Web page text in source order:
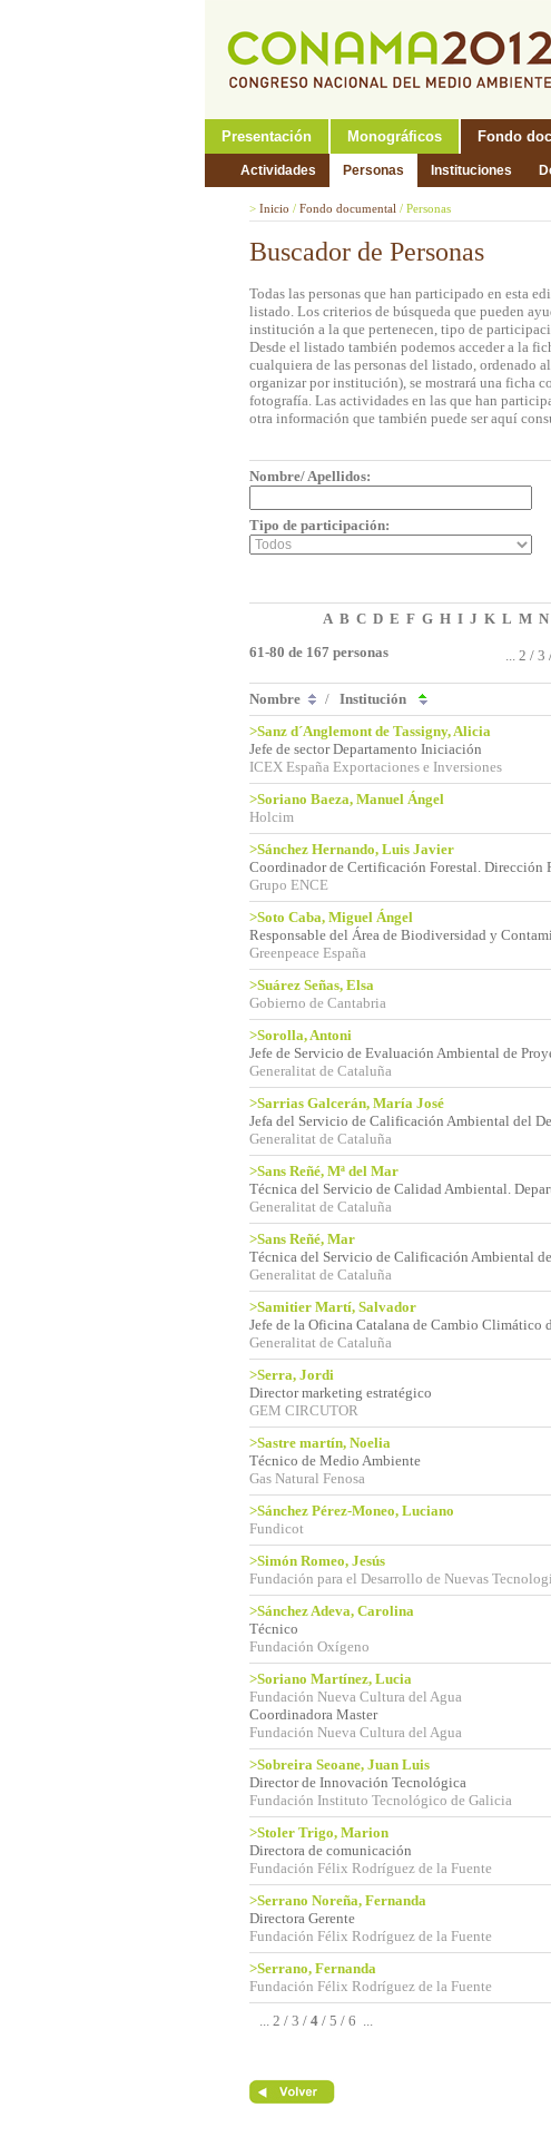
Presentación Monográficos Fondo
Actividades Personas Instituciones
> Inicio / Fondo documental / Personas
Buscador de Personas
Todas las personas que han participado en esta
listado. Los criterios de búsqueda que pueden
institución a la que pertenecen, tipo de
Desde el listado también podemos acceder a la
cualquiera de las personas del listado, ordenado
organizar por institución), se mostrará una ficha
fotografía. Las actividades en las que han
otra información que también puede ser aquí
Nombre/ Apellidos:
Tipo de participación:
A B C D E F G H I J K L M N
61-80 de 167 personas
... 2 / 3
Nombre / Institución
>Sanz d´Anglemont de Tassigny, Alicia
Jefe de sector Departamento Iniciación
ICEX España Exportaciones e Inversiones
>Soriano Baeza, Manuel Ángel
Holcim
>Sánchez Hernando, Luis Javier
Coordinador de Certificación Forestal. Dirección
Grupo ENCE
>Soto Caba, Miguel Ángel
Responsable del Área de Biodiversidad y
Greenpeace España
>Suárez Señas, Elsa
Gobierno de Cantabria
>Sorolla, Antoni
Jefe de Servicio de Evaluación Ambiental de
Generalitat de Cataluña
>Sarrias Galcerán, María José
Jefa del Servicio de Calificación Ambiental del
Generalitat de Cataluña
>Sans Reñé, Mª del Mar
Técnica del Servicio de Calidad Ambiental.
Generalitat de Cataluña
>Sans Reñé, Mar
Técnica del Servicio de Calificación Ambiental
Generalitat de Cataluña
>Samitier Martí, Salvador
Jefe de la Oficina Catalana de Cambio
Generalitat de Cataluña
>Serra, Jordi
Director marketing estratégico
GEM CIRCUTOR
>Sastre martín, Noelia
Técnico de Medio Ambiente
Gas Natural Fenosa
>Sánchez Pérez-Moneo, Luciano
Fundicot
>Simón Romeo, Jesús
Fundación para el Desarrollo de Nuevas
>Sánchez Adeva, Carolina
Técnico
Fundación Oxígeno
>Soriano Martínez, Lucia
Fundación Nueva Cultura del Agua
Coordinadora Master
Fundación Nueva Cultura del Agua
>Sobreira Seoane, Juan Luis
Director de Innovación Tecnológica
Fundación Instituto Tecnológico de Galicia
>Stoler Trigo, Marion
Directora de comunicación
Fundación Félix Rodríguez de la Fuente
>Serrano Noreña, Fernanda
Directora Gerente
Fundación Félix Rodríguez de la Fuente
>Serrano, Fernanda
Fundación Félix Rodríguez de la Fuente
... 2 / 3 / 4 / 5 / 6 ...